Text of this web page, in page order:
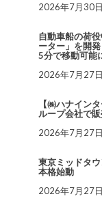
2026年7月30日
自動車船の荷
ーター」を開
5分で移動可能
2026年7月27日
【㈱ハナイン
ループ会社で
2026年7月27日
東京ミッドタ
本格始動
2026年7月27日